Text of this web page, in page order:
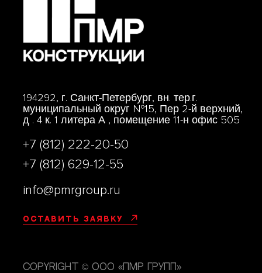
194292, г. Санкт-Петербург, вн. тер.г.
муниципальный округ №15, Пер 2-й верхний,
д . 4 к. 1 литера А , помещение 11-н офис 505
+7 (812) 222-20-50
+7 (812) 629-12-55
info@pmrgroup.ru
Оставить заявку
Copyright © ООО «ПМР групп»